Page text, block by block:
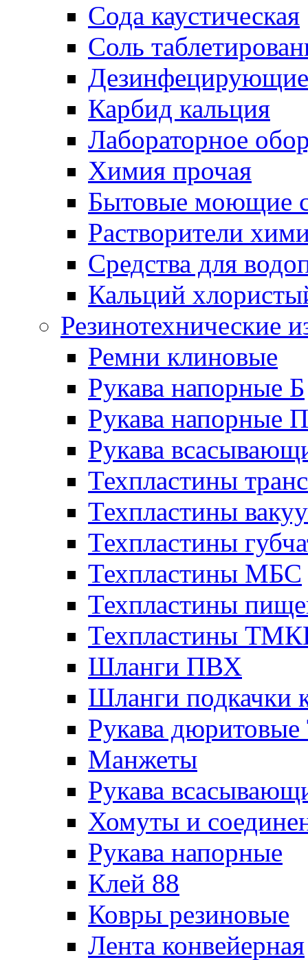
Сода каустическая
Соль
Дезинфецирующие
Карбид кальция
Лабораторное
Химия прочая
Бытовые моющие
Растворители
Средства для
Кальций
Резинотехнические
Ремни клиновые
Рукава напорные Б
Рукава напорные П
Рукава
Техпластины
Техпластины
Техпластины
Техпластины МБС
Техпластины
Техпластины
Шланги ПВХ
Шланги подкачки
Рукава
Манжеты
Рукава
Хомуты и
Рукава напорные
Клей 88
Ковры резиновые
Лента конвейерная